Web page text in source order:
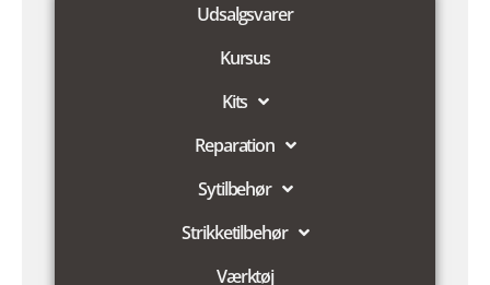
Udsalgsvarer
Kursus
Kits
Reparation
Sytilbehør
Strikketilbehør
Værktøj